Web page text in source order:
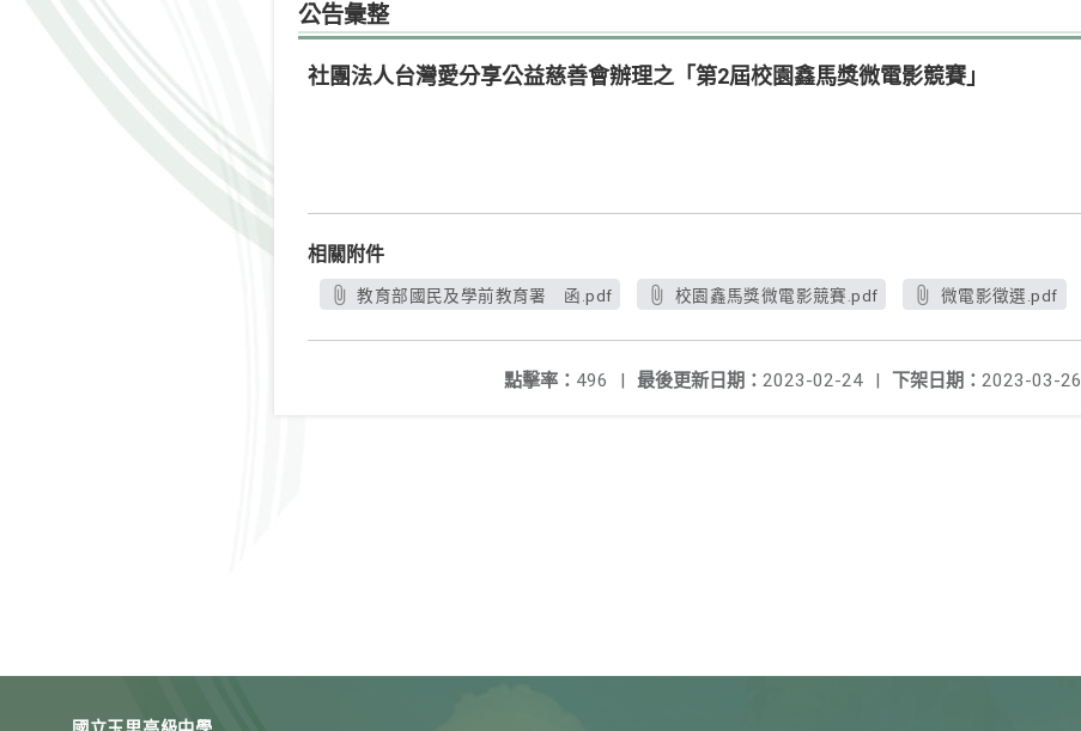
公告彙整
社團法人台灣愛分享公益慈善會辦理之「第2屆校園鑫馬獎微電影競賽」
相關附件
教育部國民及學前教育署 函.pdf 校園鑫馬獎微電影競賽.pdf 微電影徵選.pdf
下架日期： 2023-03-26
最後更新日期： 2023-02-24 |
點擊率： 496 |